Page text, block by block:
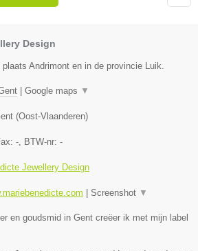
Design
Andrimont en in de provincie Luik.
Google maps ▼
(Oost-Vlaanderen)
-, BTW-nr: -
Jewellery Design
Screenshot ▼
en goudsmid in Gent creëer ik met mijn label